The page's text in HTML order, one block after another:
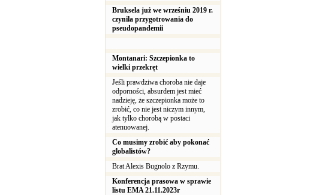
Bruksela już we wrześniu 2019 r.
czyniła przygotrowania do
pseudopandemii
Montanari: Szczepionka to
wielki przekręt
Jeśli prawdziwa choroba nie daje
odporności, absurdem jest mieć
nadzieję, że szczepionka może to
zrobić, co nie jest niczym innym,
jak tylko chorobą w postaci
atenuowanej.
Co musimy zrobić aby pokonać
globalistów?
Brat Alexis Bugnolo z Rzymu.
Konferencja prasowa w sprawie
listu EMA 21.11.2023r